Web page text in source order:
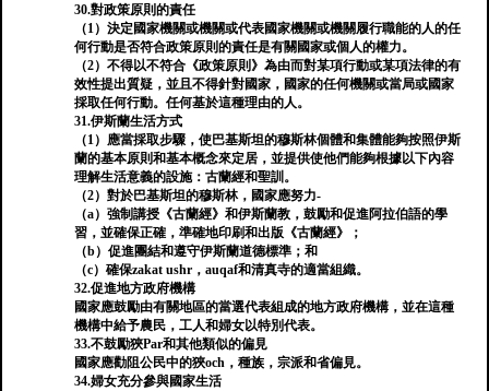
30.對政策原則的責任
（1）決定國家機關或機關或代表國家機關或機關履行職能的人的任
何行動是否符合政策原則的責任是有關國家或個人的權力。
（2）不得以不符合《政策原則》為由而對某項行動或某項法律的有
效性提出質疑，並且不得針對國家，國家的任何機關或當局或國家
採取任何行動。任何基於這種理由的人。
31.伊斯蘭生活方式
（1）應當採取步驟，使巴基斯坦的穆斯林個體和集體能夠按照伊斯
蘭的基本原則和基本概念來定居，並提供使他們能夠根據以下內容
理解生活意義的設施：古蘭經和聖訓。
（2）對於巴基斯坦的穆斯林，國家應努力-
（a）強制講授《古蘭經》和伊斯蘭教，鼓勵和促進阿拉伯語的學
習，並確保正確，準確地印刷和出版《古蘭經》；
（b）促進團結和遵守伊斯蘭道德標準；和
（c）確保zakat ushr，auqaf和清真寺的適當組織。
32.促進地方政府機構
國家應鼓勵由有關地區的當選代表組成的地方政府機構，並在這種
機構中給予農民，工人和婦女以特別代表。
33.不鼓勵狹Par和其他類似的偏見
國家應勸阻公民中的狹och，種族，宗派和省偏見。
34.婦女充分參與國家生活